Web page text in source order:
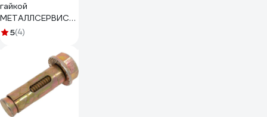
гайкой
МЕТАЛЛСЕРВИС
М10x40 1 шт.
5(4)